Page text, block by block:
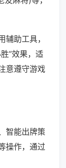
助工具，
”效果，适
意遵守游戏
智能出牌策
操作，通过